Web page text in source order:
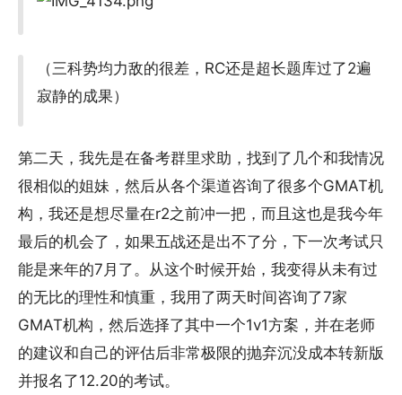
（三科势均力敌的很差，RC还是超长题库过了2遍
寂静的成果）
第二天，我先是在备考群里求助，找到了几个和我情况
很相似的姐妹，然后从各个渠道咨询了很多个GMAT机
构，我还是想尽量在r2之前冲一把，而且这也是我今年
最后的机会了，如果五战还是出不了分，下一次考试只
能是来年的7月了。从这个时候开始，我变得从未有过
的无比的理性和慎重，我用了两天时间咨询了7家
GMAT机构，然后选择了其中一个1v1方案，并在老师
的建议和自己的评估后非常极限的抛弃沉没成本转新版
并报名了12.20的考试。